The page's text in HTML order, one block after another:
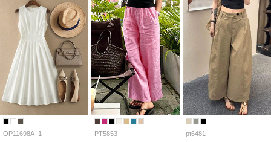
OP11698A_1 PT5853 pt6481